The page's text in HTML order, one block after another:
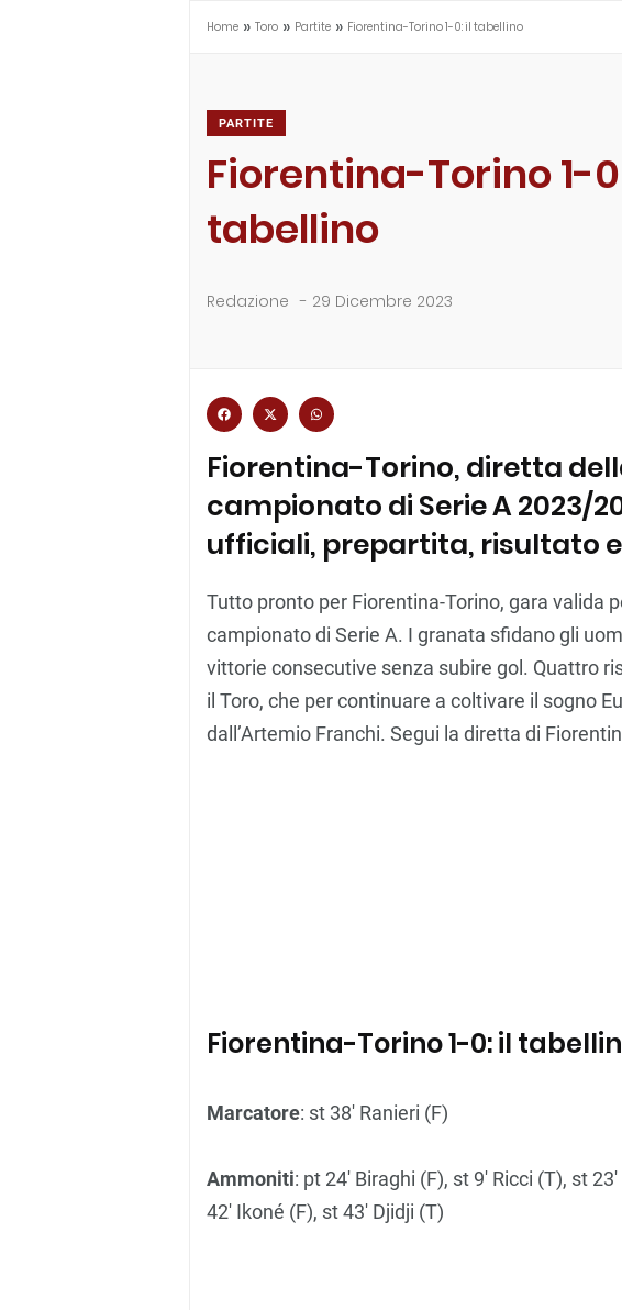
Home » Toro » Partite » Fiorentina-Torino 1-0: il tabellino
PARTITE
Fiorentina-Torino 1-
tabellino
Redazione - 29 Dicembre 2023
Fiorentina-Torino, diretta
campionato di Serie A 2023/
ufficiali, prepartita, risultato
Tutto pronto per Fiorentina-Torino, gara valida
campionato di Serie A. I granata sfidano gli
vittorie consecutive senza subire gol. Quattro
il Toro, che per continuare a coltivare il sogno
dall’Artemio Franchi. Segui la diretta di
Fiorentina-Torino 1-0: il
Marcatore: st 38′ Ranieri (F)
Ammoniti: pt 24′ Biraghi (F), st 9′ Ricci (T), st
42′ Ikoné (F), st 43′ Djidji (T)